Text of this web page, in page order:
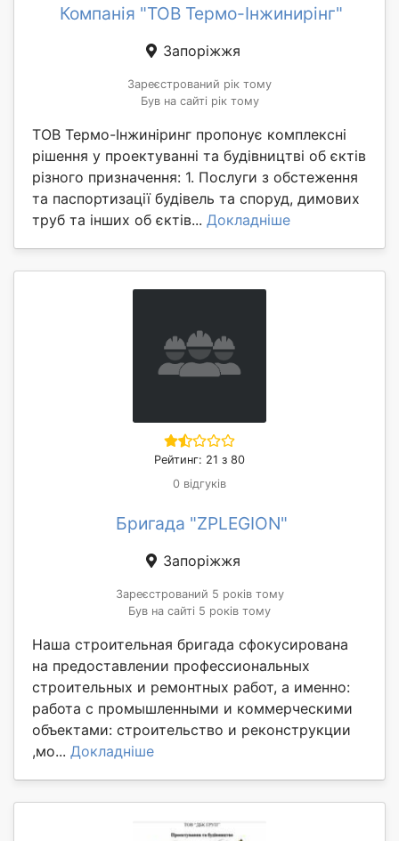
Компанія "ТОВ Термо-Інжинирінг"
Запоріжжя
Зареєстрований рік тому
Був на сайті рік тому
ТОВ Термо-Інжиніринг пропонує комплексні
рішення у проектуванні та будівництві об єктів
різного призначення: 1. Послуги з обстеження
та паспортизації будівель та споруд, димових
труб та інших об єктів... Докладніше
Рейтинг: 21 з 80
0 відгуків
Бригада "ZPLEGION"
Запоріжжя
Зареєстрований 5 років тому
Був на сайті 5 років тому
Наша строительная бригада сфокусирована
на предоставлении профессиональных
строительных и ремонтных работ, а именно:
работа с промышленными и коммерческими
объектами: строительство и реконструкции
,мо... Докладніше